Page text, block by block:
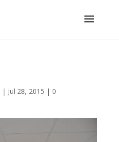
| Jul 28, 2015 | 0